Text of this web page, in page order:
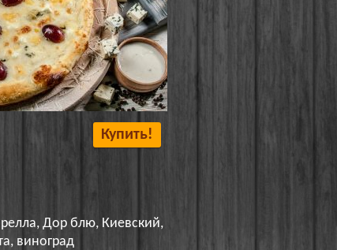
Купить!
Дор блю, Киевский,
виноград